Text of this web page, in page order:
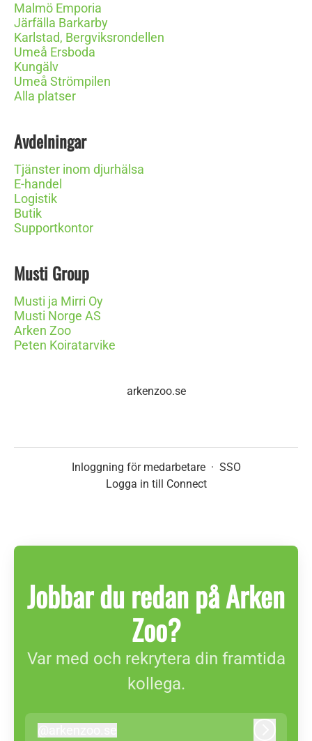
Malmö Emporia
Järfälla Barkarby
Karlstad, Bergviksrondellen
Umeå Ersboda
Kungälv
Umeå Strömpilen
Alla platser
Avdelningar
Tjänster inom djurhälsa
E-handel
Logistik
Butik
Supportkontor
Musti Group
Musti ja Mirri Oy
Musti Norge AS
Arken Zoo
Peten Koiratarvike
arkenzoo.se
Inloggning för medarbetare · SSO
Logga in till Connect
Jobbar du redan på Arken
Zoo?
Var med och rekrytera din framtida
kollega.
arkenzoo.se